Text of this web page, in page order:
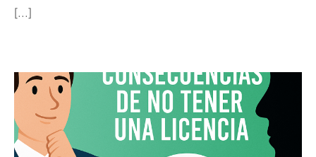
[...]